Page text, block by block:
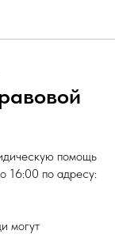
помощь
16:00 по адресу:
могут